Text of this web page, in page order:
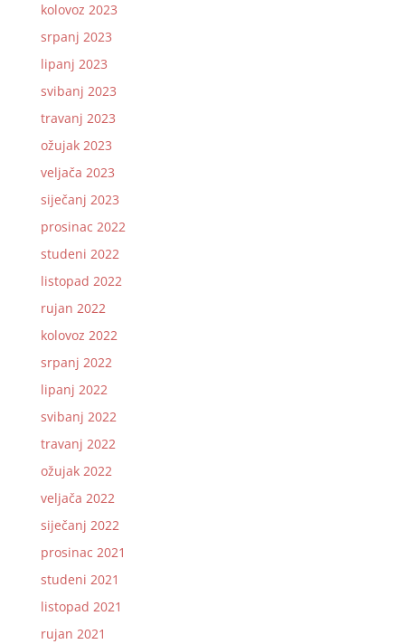
kolovoz 2023
srpanj 2023
lipanj 2023
svibanj 2023
travanj 2023
ožujak 2023
veljača 2023
siječanj 2023
prosinac 2022
studeni 2022
listopad 2022
rujan 2022
kolovoz 2022
srpanj 2022
lipanj 2022
svibanj 2022
travanj 2022
ožujak 2022
veljača 2022
siječanj 2022
prosinac 2021
studeni 2021
listopad 2021
rujan 2021